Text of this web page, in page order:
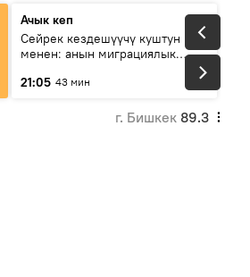
Ачык кеп
Сейрек кездешүүчү куштун изи
менен: анын миграциялык
21:05 43 мин
г. Бишкек 89.3